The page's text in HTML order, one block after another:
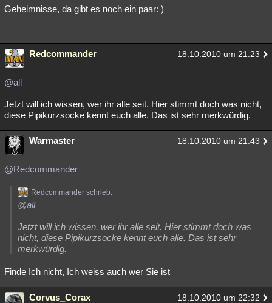
Geheimnisse, da gibt es noch ein paar: )
Redcommander 18.10.2010 um 21:23
@all
Jetzt will ich wissen, wer ihr alle seit. Hier stimmt doch was nicht,
diese Pipikurzsocke kennt euch alle. Das ist sehr merkwürdig.
Warmaster 18.10.2010 um 21:43
@Redcommander
Redcommander schrieb:
@all
Jetzt will ich wissen, wer ihr alle seit. Hier stimmt doch was
nicht, diese Pipikurzsocke kennt euch alle. Das ist sehr
merkwürdig.
Finde Ich nicht, Ich weiss auch wer Sie ist
Corvus_Corax 18.10.2010 um 22:32